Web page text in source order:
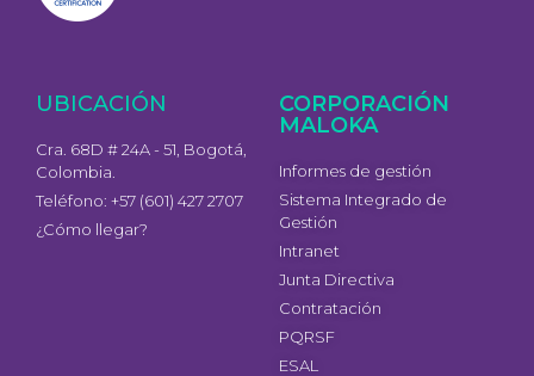
UBICACIÓN
Cra. 68D # 24A - 51, Bogotá,
Colombia.
Teléfono: +57 (601) 427 2707
¿Cómo llegar?
CORPORACIÓN
MALOKA
Informes de gestión
Sistema Integrado de
Gestión
Intranet
Junta Directiva
Contratación
PQRSF
ESAL